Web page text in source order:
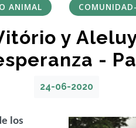
ANIMAL
y
-
24-06-2020
los